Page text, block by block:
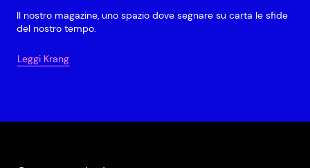
Il nostro magazine, uno spazio dove segnare su carta le sfide
del nostro tempo.
Leggi Krang